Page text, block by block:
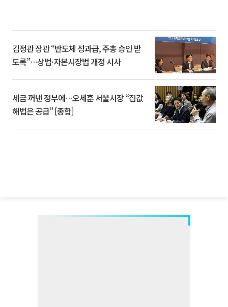
김정관 장관 “반도체 성과급, 주총 승인 받
도록”…상법·자본시장법 개정 시사
세금 꺼낸 정부에…오세훈 서울시장 “집값
해법은 공급” [종합]